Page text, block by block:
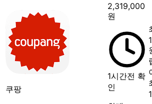
쿠팡
2,319,000
원
1시간전 확
인